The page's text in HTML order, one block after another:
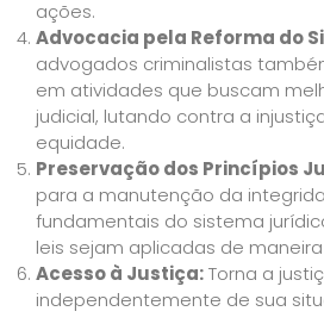
ações.
Advocacia pela Reforma do
advogados criminalistas
em atividades que buscam
judicial, lutando contra a
equidade.
Preservação dos Princípios
para a manutenção da
fundamentais do sistema
leis sejam aplicadas de
Acesso à Justiça:Torna a
independentemente de sua